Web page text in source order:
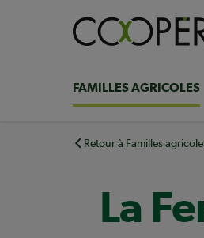
FAMILLES AGRICOLES
Retour à Familles
La